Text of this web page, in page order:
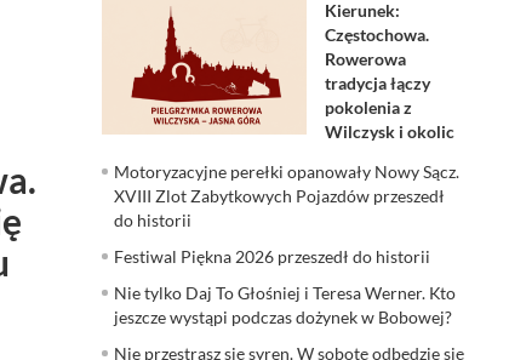
Kierunek:
Częstochowa.
Rowerowa
tradycja łączy
pokolenia z
Wilczysk i okolic
Motoryzacyjne perełki opanowały Nowy Sącz.
XVIII Zlot Zabytkowych Pojazdów przeszedł
do historii
Festiwal Piękna 2026 przeszedł do historii
Nie tylko Daj To Głośniej i Teresa Werner. Kto
jeszcze wystąpi podczas dożynek w Bobowej?
Nie przestrasz się syren. W sobotę odbędzie się